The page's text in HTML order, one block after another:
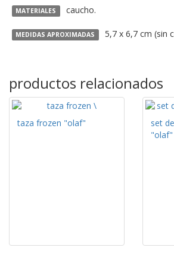
MATERIALES caucho.
MEDIDAS APROXIMADAS 5,7 x 6,7 cm (sin
productos relacionados
taza frozen "olaf"
set
"olaf"